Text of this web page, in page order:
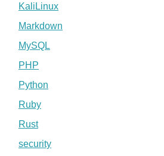
KaliLinux
Markdown
MySQL
PHP
Python
Ruby
Rust
security